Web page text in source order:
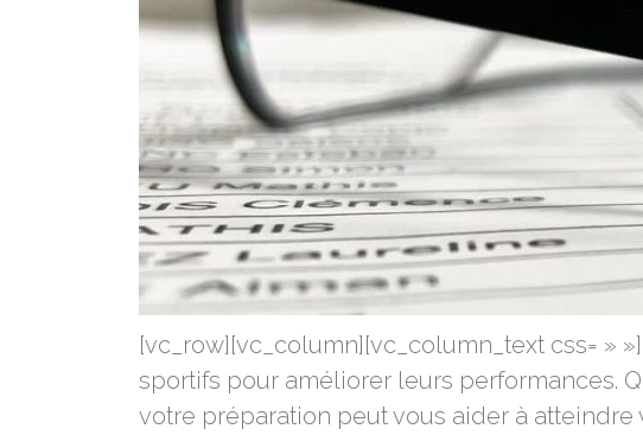
[vc_row][vc_column][vc_column_text css= »
sportifs pour améliorer leurs performances.
votre préparation peut vous aider à